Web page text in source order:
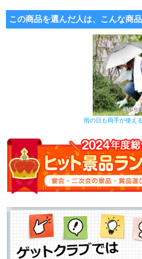
この商品を選んだ人は、こんな商
雨の日も両手が使え